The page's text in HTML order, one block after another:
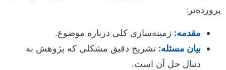
پرورده‌تر:
مقدمه: زمینه‌سازی کلی درباره موضوع.
بیان مسئله: تشریح دقیق مشکلی که پژوهش به
دنبال حل آن است.